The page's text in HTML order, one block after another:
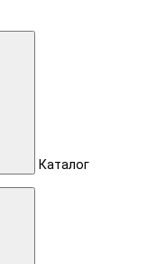
Каталог